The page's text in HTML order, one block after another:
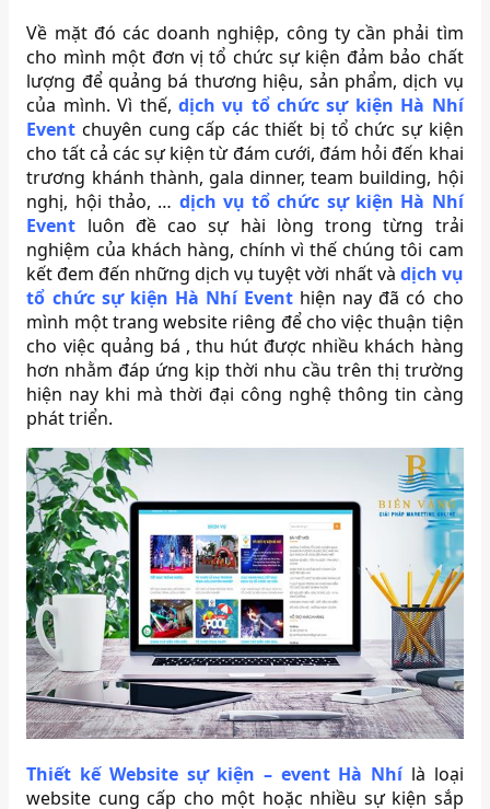
Về mặt đó các doanh nghiệp, công ty cần phải tìm
cho mình một đơn vị tổ chức sự kiện đảm bảo chất
lượng để quảng bá thương hiệu, sản phẩm, dịch vụ
của mình. Vì thế, dịch vụ tổ chức sự kiện Hà Nhí
Event chuyên cung cấp các thiết bị tổ chức sự kiện
cho tất cả các sự kiện từ đám cưới, đám hỏi đến khai
trương khánh thành, gala dinner, team building, hội
nghị, hội thảo, … dịch vụ tổ chức sự kiện Hà Nhí
Event luôn đề cao sự hài lòng trong từng trải
nghiệm của khách hàng, chính vì thế chúng tôi cam
kết đem đến những dịch vụ tuyệt vời nhất và dịch vụ
tổ chức sự kiện Hà Nhí Event hiện nay đã có cho
mình một trang website riêng để cho việc thuận tiện
cho việc quảng bá , thu hút được nhiều khách hàng
hơn nhằm đáp ứng kịp thời nhu cầu trên thị trường
hiện nay khi mà thời đại công nghệ thông tin càng
phát triển.
Thiết kế Website sự kiện – event Hà Nhí là loại
website cung cấp cho một hoặc nhiều sự kiện sắp